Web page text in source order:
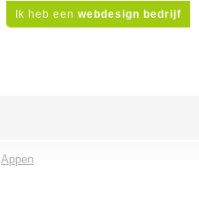
Ik heb een webdesign bedrijf
Appen